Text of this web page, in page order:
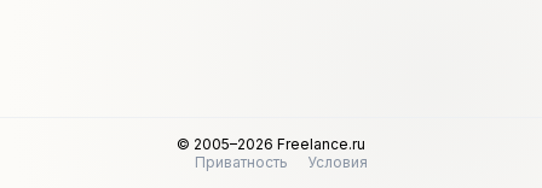
© 2005–2026 Freelance.ru
Приватность
Условия